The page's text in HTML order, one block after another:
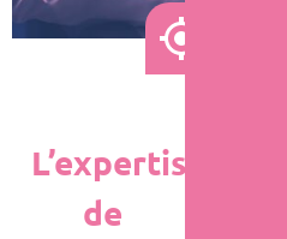
L’expertise
de